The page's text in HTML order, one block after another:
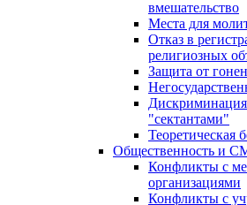
вмешательство
Места для
Отказ в
религиозных
Защита от
"сектантами"
Теоретическая
Общественность и
Конфликты с
организациями
Конфликты с